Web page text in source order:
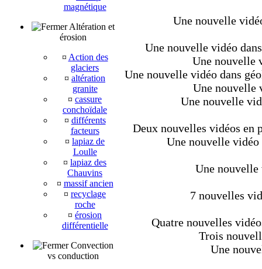
magnétique
Altération et
érosion
¤ Action des
glaciers
¤ altération
granite
¤ cassure
conchoïdale
¤ différents
facteurs
¤ lapiaz de
Loulle
¤ lapiaz des
Chauvins
¤ massif ancien
¤ recyclage
roche
¤ érosion
différentielle
Convection
vs conduction
Une nouvelle
Une nouvelle vidéo
Une nouvelle
Une nouvelle vidéo dans
Une nouvelle
Une nouvelle
Deux nouvelles vidéos en
Une nouvelle
Une nouvelle
7 nouvelles
Quatre nouvelles
Trois
Une